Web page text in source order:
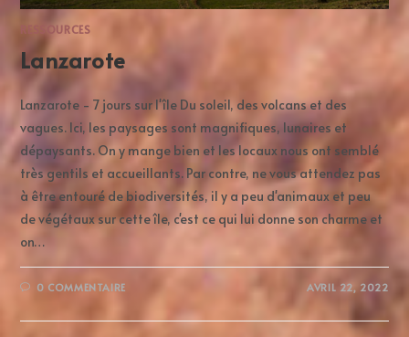
RESSOURCES
Lanzarote
Lanzarote - 7 jours sur l'île Du soleil, des volcans et des
vagues. Ici, les paysages sont magnifiques, lunaires et
dépaysants. On y mange bien et les locaux nous ont semblé
très gentils et accueillants. Par contre, ne vous attendez pas
à être entouré de biodiversités, il y a peu d'animaux et peu
de végétaux sur cette île, c'est ce qui lui donne son charme et
on…
0 COMMENTAIRE AVRIL 22, 2022